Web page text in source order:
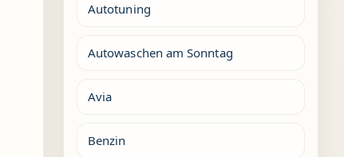
Autotuning
Autowaschen am Sonntag
Avia
Benzin